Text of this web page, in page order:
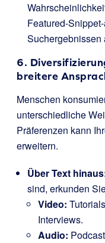
Featured-
Suchergebnissen
6.
breitere
Menschen
unterschiedliche
Präferenzen kann
erweitern.
Über Text
sind, erkunden
Video:
Interviews.
Audio: